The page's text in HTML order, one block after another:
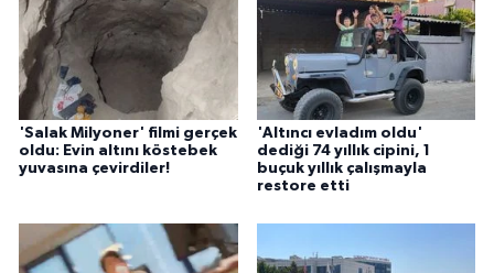
'Salak Milyoner' filmi gerçek
oldu: Evin altını köstebek
yuvasına çevirdiler!
'Altıncı evladım oldu'
dediği 74 yıllık cipini, 1
buçuk yıllık çalışmayla
restore etti